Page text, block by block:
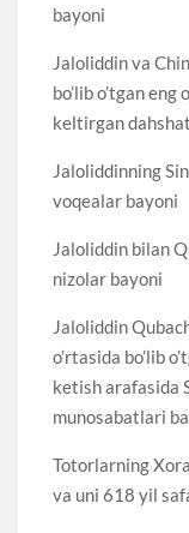
bayoni
Jaloliddin va
bo’lib o’tgan eng
keltirgan
Jaloliddinning
voqealar bayoni
Jaloliddin bilan
nizolar bayoni
Jaloliddin
o’rtasida bo’lib
ketish arafasida
munosabatlari
Totorlarning
va uni 618 yil